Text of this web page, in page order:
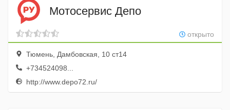
Мотосервис Депо
открыто
Тюмень, Дамбовская, 10 ст14
+734524098...
http://www.depo72.ru/